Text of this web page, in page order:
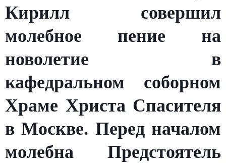
Кирилл совершил
молебное пение на
новолетие в
кафедральном соборном
Храме Христа Спасителя
в Москве. Перед началом
молебна Предстоятель